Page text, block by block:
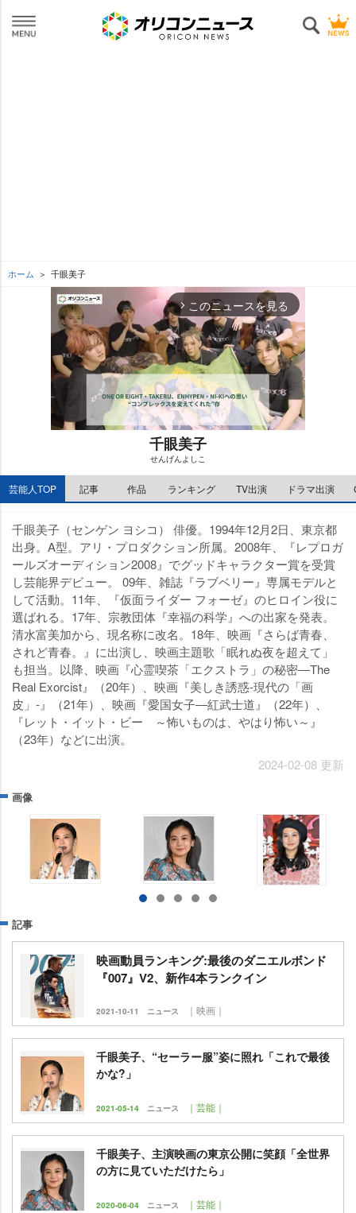
ホーム 千眼美子
arrow_forward_ios このニュースを見る
M
u
t
千眼美子
せんげんよしこ
芸能人TOP 記事 作品 ランキング TV出演 ドラマ出演
千眼美子（センゲン ヨシコ） 俳優。1994年12月2日、東京都
出身。A型。アリ・プロダクション所属。2008年、『レプロガ
ールズオーディション2008』でグッドキャラクター賞を受賞
し芸能界デビュー。 09年、雑誌『ラブベリー』専属モデルと
して活動。11年、『仮面ライダー フォーゼ』のヒロイン役に
選ばれる。17年、宗教団体『幸福の科学』への出家を発表。
清水富美加から、現名称に改名。18年、映画『さらば青春、
されど青春。』に出演し、映画主題歌「眠れぬ夜を超えて」
も担当。以降、映画『心霊喫茶「エクストラ」の秘密―The
Real Exorcist』（20年）、映画『美しき誘惑-現代の「画
皮」-』（21年）、映画『愛国女子―紅武士道』（22年）、
『レット・イット・ビー ～怖いものは、やはり怖い～』
（23年）などに出演。
2024-02-08 更新
画像
記事
映画動員ランキング:最後のダニエルボンド
『007』V2、新作4本ランクイン
2021-10-11 ニュース ｜映画｜
千眼美子、“セーラー服”姿に照れ「これで最後
かな?」
2021-05-14 ニュース ｜芸能｜
千眼美子、主演映画の東京公開に笑顔「全世界
の方に見ていただけたら」
2020-06-04 ニュース ｜芸能｜